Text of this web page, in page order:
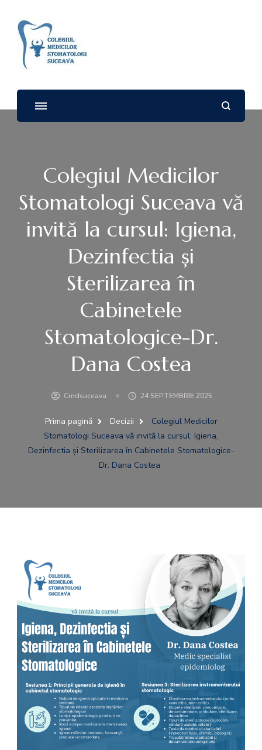
Stomatologi – SUCEAVA
Colegiul Medicilor
Stomatologi Suceava vă
invită la cursul: Igiena,
Dezinfectia și
Sterilizarea în
Cabinetele
Stomatologice-Dr.
Dana Costea
Cmdsuceava 24 SEPTEMBRIE 2025
Prima pagină Decizii
Colegiul Medicilor
Stomatologi Suceava vă invită la cursul: Igiena,
Dezinfectia și Sterilizarea în Cabinetele Stomatologice-
Dr. Dana Costea